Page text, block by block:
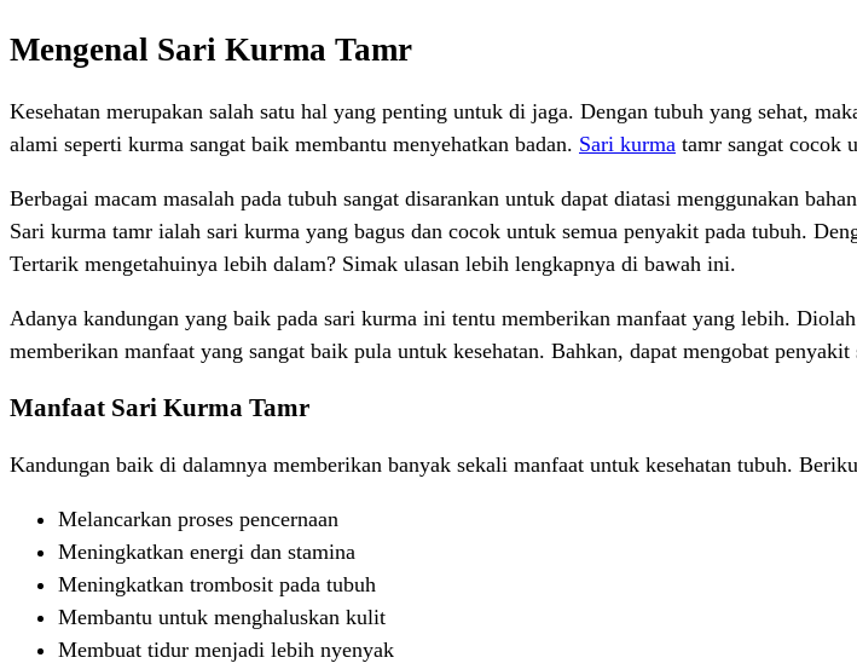
Mengenal Sari Kurma Tamr
Kesehatan merupakan salah satu hal yang penting untuk di jaga. Dengan tubuh yang sehat,
alami seperti kurma sangat baik membantu menyehatkan badan. Sari kurma tamr sangat cocok
Berbagai macam masalah pada tubuh sangat disarankan untuk dapat diatasi menggunakan
Sari kurma tamr ialah sari kurma yang bagus dan cocok untuk semua penyakit pada tubuh.
Tertarik mengetahuinya lebih dalam? Simak ulasan lebih lengkapnya di bawah ini.
Adanya kandungan yang baik pada sari kurma ini tentu memberikan manfaat yang lebih.
memberikan manfaat yang sangat baik pula untuk kesehatan. Bahkan, dapat mengobat
Manfaat Sari Kurma Tamr
Kandungan baik di dalamnya memberikan banyak sekali manfaat untuk kesehatan tubuh.
Melancarkan proses pencernaan
Meningkatkan energi dan stamina
Meningkatkan trombosit pada tubuh
Membantu untuk menghaluskan kulit
Membuat tidur menjadi lebih nyenyak